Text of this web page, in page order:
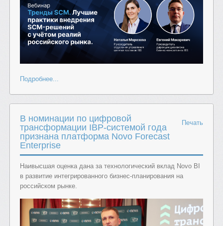
Подробнее...
Печать
В номинации по цифровой
трансформации IBP-системой года
признана платформа Novo Forecast
Enterprise
Наивысшая оценка дана за технологический вклад Novo BI
в развитие интегрированного бизнес-планирования на
российском рынке.